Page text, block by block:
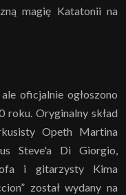
magię Katatonii na
oficjalnie ogłoszono
roku. Oryginalny skład
Opeth Martina
Steve'a Di Giorgio,
i gitarzysty Kima
został wydany na